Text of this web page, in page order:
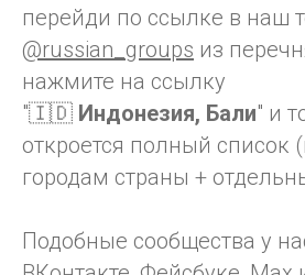
перейди по ссылке в наш
@russian_groups из
нажмите на ссылку
"🇮🇩 Индонезия, Бали" и
откроется полный список
городам страны +
Подобные сообщества у